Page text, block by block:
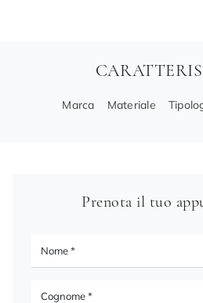
Marca Materiale
Prenota il tuo